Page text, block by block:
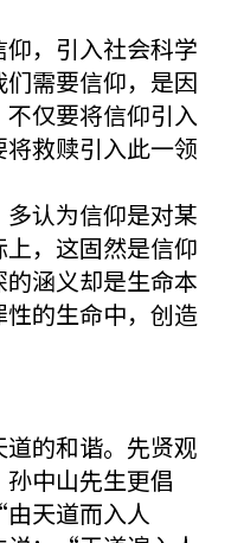
，引入社会科学
需要信仰，是因
仅要将信仰引入
救赎引入此一领
认为信仰是对某
，这固然是信仰
涵义却是生命本
的生命中，创造
的和谐。先贤观
中山先生更倡
天道而入人